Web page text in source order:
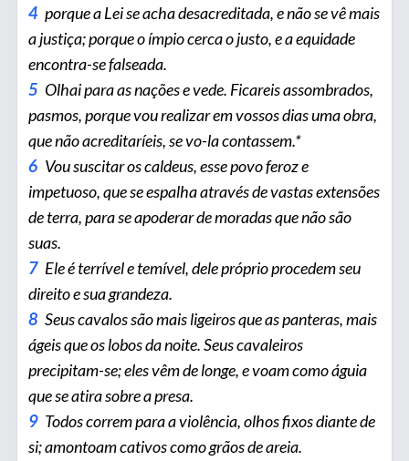
4 porque a Lei se acha desacreditada, e não se vê mais
a justiça; porque o ímpio cerca o justo, e a equidade
encontra-se falseada.
5 Olhai para as nações e vede. Ficareis assombrados,
pasmos, porque vou realizar em vossos dias uma obra,
que não acreditaríeis, se vo-la contassem.*
6 Vou suscitar os caldeus, esse povo feroz e
impetuoso, que se espalha através de vastas extensões
de terra, para se apoderar de moradas que não são
suas.
7 Ele é terrível e temível, dele próprio procedem seu
direito e sua grandeza.
8 Seus cavalos são mais ligeiros que as panteras, mais
ágeis que os lobos da noite. Seus cavaleiros
precipitam-se; eles vêm de longe, e voam como águia
que se atira sobre a presa.
9 Todos correm para a violência, olhos fixos diante de
si; amontoam cativos como grãos de areia.